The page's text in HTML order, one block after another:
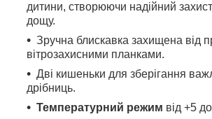
дитини, створюючи надійний захист
дощу.
Зручна блискавка захищена від
вітрозахисними планками.
Дві кишеньки для зберігання
дрібниць.
Температурний режим від +5